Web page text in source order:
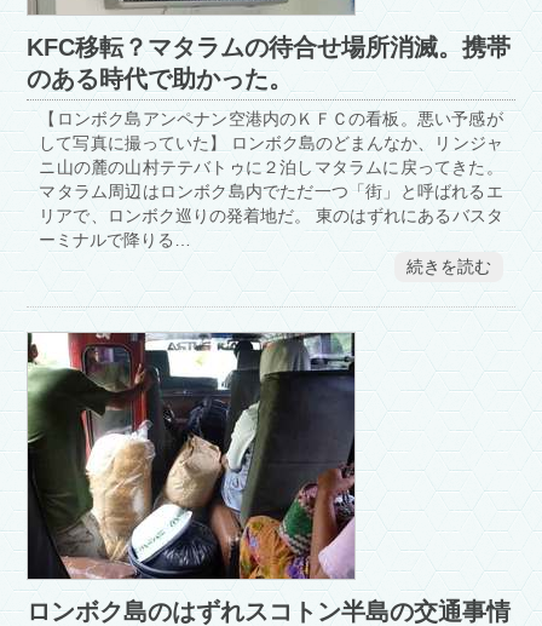
KFC移転？マタラムの待合せ場所消滅。携帯
のある時代で助かった。
【ロンボク島アンペナン空港内のＫＦＣの看板。悪い予感が
して写真に撮っていた】 ロンボク島のどまんなか、リンジャ
ニ山の麓の山村テテバトゥに２泊しマタラムに戻ってきた。
マタラム周辺はロンボク島内でただ一つ「街」と呼ばれるエ
リアで、ロンボク巡りの発着地だ。 東のはずれにあるバスタ
ーミナルで降りる…
続きを読む
ロンボク島のはずれスコトン半島の交通事情